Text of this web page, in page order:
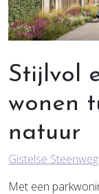
Stijlvol
wonen
natuur
Gistelse
Met een